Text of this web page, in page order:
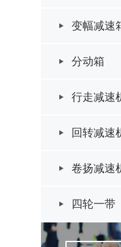
变幅减速
分动箱
行走减速
回转减速
卷扬减速
四轮一带